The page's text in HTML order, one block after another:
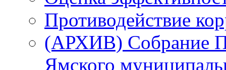
Противодействие
(АРХИВ) Собрание
Ямского